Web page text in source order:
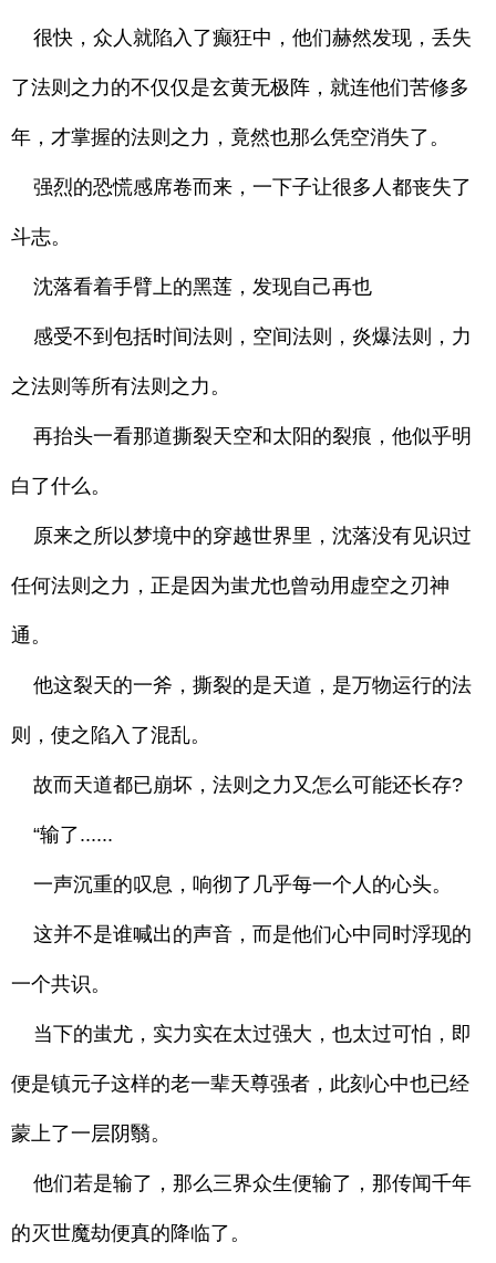
很快，众人就陷入了癫狂中，他们赫然发现，丢失
了法则之力的不仅仅是玄黄无极阵，就连他们苦修多
年，才掌握的法则之力，竟然也那么凭空消失了。
强烈的恐慌感席卷而来，一下子让很多人都丧失了
斗志。
沈落看着手臂上的黑莲，发现自己再也
感受不到包括时间法则，空间法则，炎爆法则，力
之法则等所有法则之力。
再抬头一看那道撕裂天空和太阳的裂痕，他似乎明
白了什么。
原来之所以梦境中的穿越世界里，沈落没有见识过
任何法则之力，正是因为蚩尤也曾动用虚空之刃神
通。
他这裂天的一斧，撕裂的是天道，是万物运行的法
则，使之陷入了混乱。
故而天道都已崩坏，法则之力又怎么可能还长存?
“输了......
一声沉重的叹息，响彻了几乎每一个人的心头。
这并不是谁喊出的声音，而是他们心中同时浮现的
一个共识。
当下的蚩尤，实力实在太过强大，也太过可怕，即
便是镇元子这样的老一辈天尊强者，此刻心中也已经
蒙上了一层阴翳。
他们若是输了，那么三界众生便输了，那传闻千年
的灭世魔劫便真的降临了。